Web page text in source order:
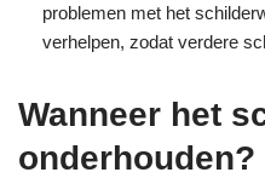
problemen met het
verhelpen, zodat verdere
Wanneer het
onderhouden?